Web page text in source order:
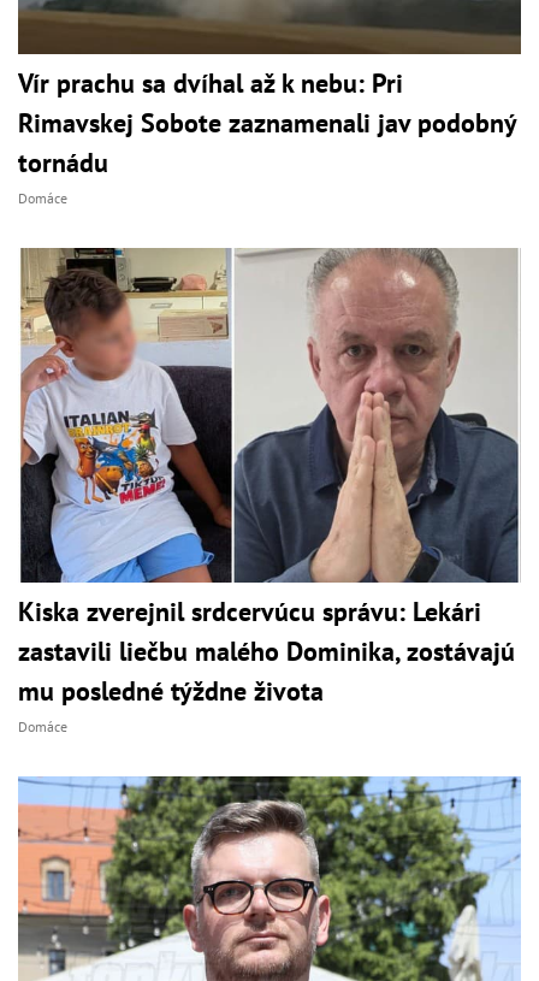
Vír prachu sa dvíhal až k nebu: Pri
Rimavskej Sobote zaznamenali jav podobný
tornádu
Domáce
Kiska zverejnil srdcervúcu správu: Lekári
zastavili liečbu malého Dominika, zostávajú
mu posledné týždne života
Domáce